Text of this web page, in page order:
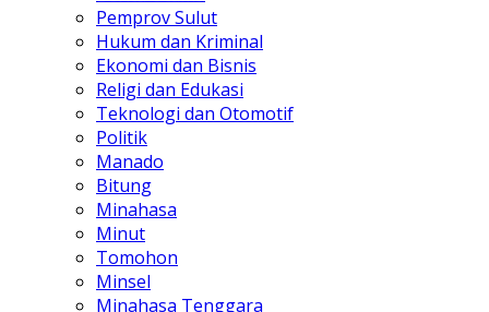
Pemprov Sulut
Hukum dan Kriminal
Ekonomi dan Bisnis
Religi dan Edukasi
Teknologi dan Otomotif
Politik
Manado
Bitung
Minahasa
Minut
Tomohon
Minsel
Minahasa Tenggara